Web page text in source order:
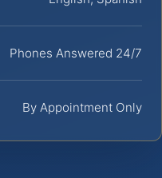
Phones Answered 24/7
By Appointment Only